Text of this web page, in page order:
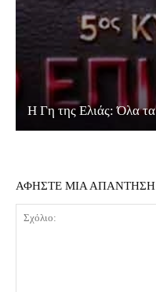
Η Γη της Ελιάς: Όλα τα
ΑΦΗΣΤΕ ΜΙΑ ΑΠΑΝΤΗΣΗ